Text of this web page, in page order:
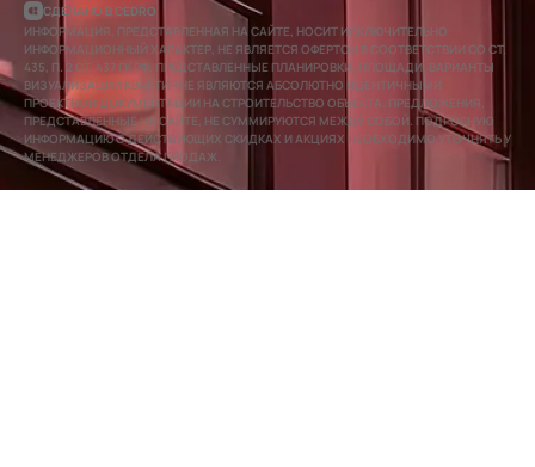
СДЕЛАНО В CEDRO
ИНФОРМАЦИЯ, ПРЕДСТАВЛЕННАЯ НА САЙТЕ, НОСИТ ИСКЛЮЧИТЕЛЬНО
ИНФОРМАЦИОННЫЙ ХАРАКТЕР, НЕ ЯВЛЯЕТСЯ ОФЕРТОЙ В СООТВЕТСТВИИ СО СТ.
435, П. 2 СТ. 437 ГК РФ. ПРЕДСТАВЛЕННЫЕ ПЛАНИРОВКИ, ПЛОЩАДИ, ВАРИАНТЫ
ВИЗУАЛИЗАЦИИ КВАРТИР НЕ ЯВЛЯЮТСЯ АБСОЛЮТНО ИДЕНТИЧНЫМИ
ПРОЕКТНОЙ ДОКУМЕНТАЦИИ НА СТРОИТЕЛЬСТВО ОБЪЕКТА. ПРЕДЛОЖЕНИЯ,
ПРЕДСТАВЛЕННЫЕ НА САЙТЕ, НЕ СУММИРУЮТСЯ МЕЖДУ СОБОЙ. ПОДРОБНУЮ
ИНФОРМАЦИЮ О ДЕЙСТВУЮЩИХ СКИДКАХ И АКЦИЯХ НЕОБХОДИМО УТОЧНЯТЬ У
МЕНЕДЖЕРОВ ОТДЕЛА ПРОДАЖ.